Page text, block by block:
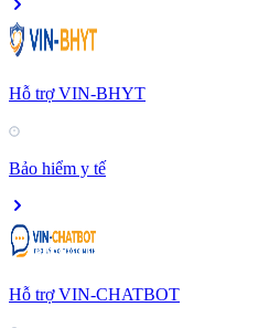
Hỗ trợ VIN-BHYT
Bảo hiểm y tế
Hỗ trợ VIN-CHATBOT